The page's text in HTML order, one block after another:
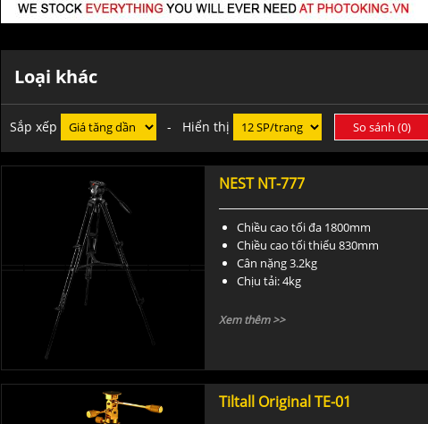
Loại khác
Sắp xếp - Hiển thị So sánh (0)
NEST NT-777
Chiều cao tối đa 1800mm
Chiều cao tối thiểu 830mm
Cân nặng 3.2kg
Chịu tải: 4kg
Xem thêm >>
Tiltall Original TE-01